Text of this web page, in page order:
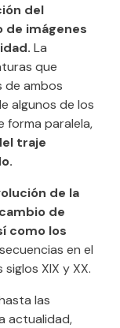
del
de imágenes
La
que
de ambos
algunos de los
forma paralela,
traje
de la
de
como los
en el
XIX y XX.
las
actualidad,